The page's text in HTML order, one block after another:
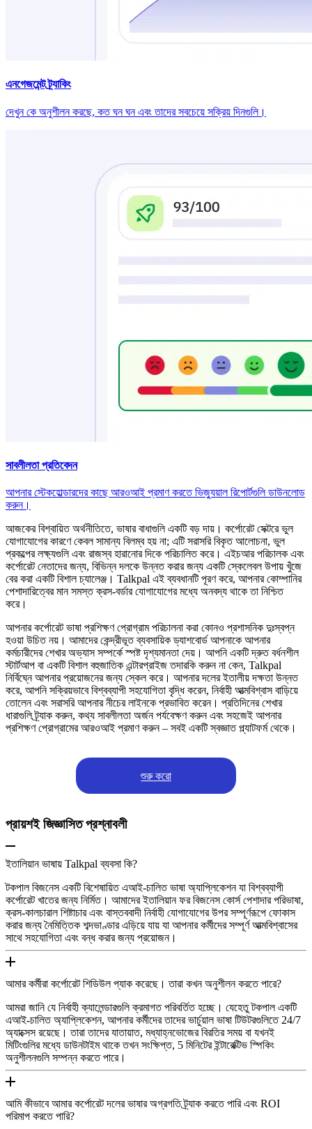
এনগেজমেন্ট ট্র্যাকিং
দেখুন কে অনুশীলন করছে, কত ঘন ঘন এবং তাদের সবচেয়ে সক্রিয় দিনগুলি।
সাবলীলতা প্রতিবেদন
আপনার স্টেকহোল্ডারদের কাছে আরওআই প্রমাণ করতে ভিজ্যুয়াল রিপোর্টগুলি ডাউনলোড
করুন।
আজকের বিশ্বায়িত অর্থনীতিতে, ভাষার বাধাগুলি একটি বড় দায়। কর্পোরেট সেক্টরে ভুল
যোগাযোগের কারণে কেবল সামান্য বিলম্ব হয় না; এটি সরাসরি বিকৃত আলোচনা, ভুল
প্রকল্পের লক্ষ্যগুলি এবং রাজস্ব হারানোর দিকে পরিচালিত করে। এইচআর পরিচালক এবং
কর্পোরেট নেতাদের জন্য, বিভিন্ন দলকে উন্নত করার জন্য একটি স্কেলেবল উপায় খুঁজে
বের করা একটি বিশাল চ্যালেঞ্জ। Talkpal এই ব্যবধানটি পূরণ করে, আপনার কোম্পানির
পেশাদারিত্বের মান সমস্ত ক্রস-বর্ডার যোগাযোগের মধ্যে অনবদ্য থাকে তা নিশ্চিত
করে।
আপনার কর্পোরেট ভাষা প্রশিক্ষণ প্রোগ্রাম পরিচালনা করা কোনও প্রশাসনিক দুঃস্বপ্ন
হওয়া উচিত নয়। আমাদের কেন্দ্রীভূত ব্যবসায়িক ড্যাশবোর্ড আপনাকে আপনার
কর্মচারীদের শেখার অভ্যাস সম্পর্কে স্পষ্ট দৃশ্যমানতা দেয়। আপনি একটি দ্রুত বর্ধনশীল
স্টার্টআপ বা একটি বিশাল বহুজাতিক এন্টারপ্রাইজ তদারকি করুন না কেন, Talkpal
নির্বিঘ্নে আপনার প্রয়োজনের জন্য স্কেল করে। আপনার দলের ইতালীয় দক্ষতা উন্নত
করে, আপনি সক্রিয়ভাবে বিশ্বব্যাপী সহযোগিতা বৃদ্ধি করেন, নির্বাহী আত্মবিশ্বাস বাড়িয়ে
তোলেন এবং সরাসরি আপনার নীচের লাইনকে প্রভাবিত করেন। প্রতিদিনের শেখার
ধারাগুলি ট্র্যাক করুন, কথ্য সাবলীলতা অর্জন পর্যবেক্ষণ করুন এবং সহজেই আপনার
প্রশিক্ষণ প্রোগ্রামের আরওআই প্রমাণ করুন – সবই একটি স্বজ্ঞাত প্ল্যাটফর্ম থেকে।
শুরু করো
প্রায়শই জিজ্ঞাসিত প্রশ্নাবলী
ইতালিয়ান ভাষায় Talkpal ব্যবসা কি?
টকপাল বিজনেস একটি বিশেষায়িত এআই-চালিত ভাষা অ্যাপ্লিকেশন যা বিশ্বব্যাপী
কর্পোরেট খাতের জন্য নির্মিত। আমাদের ইতালিয়ান ফর বিজনেস কোর্স পেশাদার পরিভাষা,
ক্রস-কালচারাল শিষ্টাচার এবং বাস্তববাদী নির্বাহী যোগাযোগের উপর সম্পূর্ণরূপে ফোকাস
করার জন্য নৈমিত্তিক শব্দভাণ্ডার এড়িয়ে যায় যা আপনার কর্মীদের সম্পূর্ণ আত্মবিশ্বাসের
সাথে সহযোগিতা এবং বন্ধ করার জন্য প্রয়োজন।
আমার কর্মীরা কর্পোরেট শিডিউল প্যাক করেছে। তারা কখন অনুশীলন করতে পারে?
আমরা জানি যে নির্বাহী ক্যালেন্ডারগুলি ক্রমাগত পরিবর্তিত হচ্ছে। যেহেতু টকপাল একটি
এআই-চালিত অ্যাপ্লিকেশন, আপনার কর্মীদের তাদের ভার্চুয়াল ভাষা টিউটরগুলিতে 24/7
অ্যাক্সেস রয়েছে। তারা তাদের যাতায়াত, মধ্যাহ্নভোজের বিরতির সময় বা যখনই
মিটিংগুলির মধ্যে ডাউনটাইম থাকে তখন সংক্ষিপ্ত, 5 মিনিটের ইন্টারেক্টিভ স্পিকিং
অনুশীলনগুলি সম্পন্ন করতে পারে।
আমি কীভাবে আমার কর্পোরেট দলের ভাষার অগ্রগতি ট্র্যাক করতে পারি এবং ROI
পরিমাপ করতে পারি?